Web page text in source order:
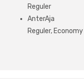
Reguler
AnterAja
Reguler, Economy